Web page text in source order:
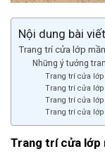
Nội dung bài viết
Trang trí cửa lớp
Những ý tưởng
Trang trí cửa lớp
Trang trí cửa
Trang trí cửa
Trang trí cửa
Trang trí cửa lớp